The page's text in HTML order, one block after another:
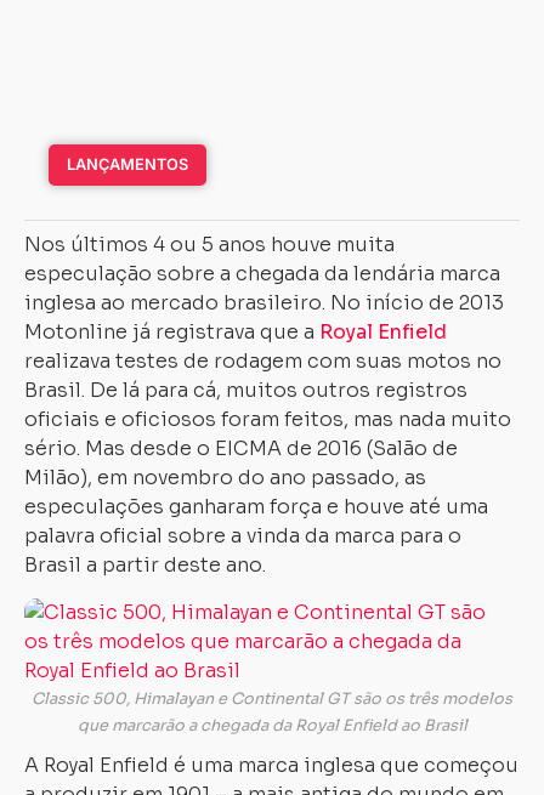
LANÇAMENTOS
Nos últimos 4 ou 5 anos houve muita
especulação sobre a chegada da lendária marca
inglesa ao mercado brasileiro. No início de 2013
Motonline já registrava que a Royal Enfield
realizava testes de rodagem com suas motos no
Brasil. De lá para cá, muitos outros registros
oficiais e oficiosos foram feitos, mas nada muito
sério. Mas desde o EICMA de 2016 (Salão de
Milão), em novembro do ano passado, as
especulações ganharam força e houve até uma
palavra oficial sobre a vinda da marca para o
Brasil a partir deste ano.
Classic 500, Himalayan e Continental GT são os três modelos
que marcarão a chegada da Royal Enfield ao Brasil
A Royal Enfield é uma marca inglesa que começou